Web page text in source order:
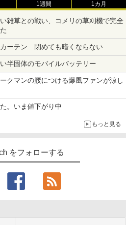
1週間 1カ月
雑草との戦い、コメリの草刈機で完全
ーテン 閉めても暗くならない
半固体のモバイルバッテリー
クマンの腰につける爆風ファンが涼し
。いま値下がり中
もっと見る
をフォローする